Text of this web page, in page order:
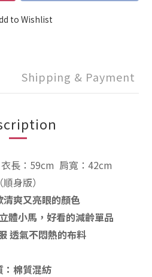
to Wishlist
Shipping & Payment
衣長：59cm 肩寬：42cm
（順身版）
清爽又亮眼的顏色
體小馬，好看的減齡單品
透氣不悶熱的布料
：棉質混紡